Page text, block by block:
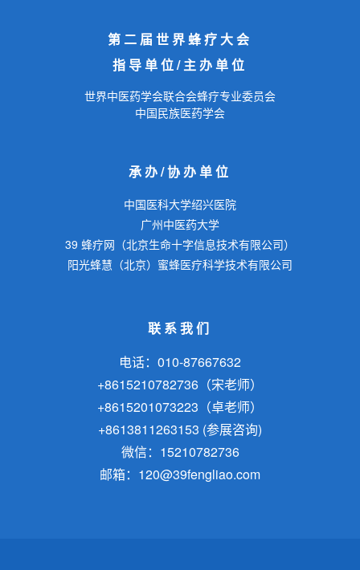
第二届世界蜂疗大会
指导单位/主办单位
世界中医药学会联合会蜂疗专业委员会
中国民族医药学会
承办/协办单位
中国医科大学绍兴医院
广州中医药大学
39 蜂疗网（北京生命十字信息技术有限公司）
阳光蜂慧（北京）蜜蜂医疗科学技术有限公司
联系我们
电话：010-87667632
+8615210782736（宋老师）
+8615201073223（卓老师）
+8613811263153 (参展咨询)
微信：15210782736
邮箱：120@39fengliao.com